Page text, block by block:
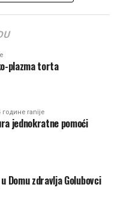
plazma torta
године ranije
jednokratne pomoći
Domu zdravlja Golubovci